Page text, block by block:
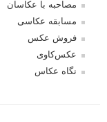
مصاحبه با عکاسان
مسابقه عکاسی
فروش عکس
عکس‌کاوی
نگاه عکاس